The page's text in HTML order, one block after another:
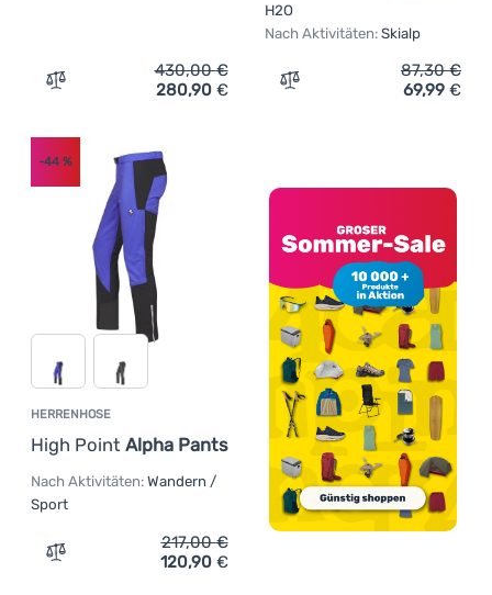
Zum Vergleich 'Herren Winterhose High Point
430,00€
280,90 €
H2O
Nach Aktivitäten: Skialp
Zum Vergleich 'Herren
87,30€
69,99 €
HERRENHOSE
High Point Alpha Pants
-44 %
Nach Aktivitäten: Wandern /
Sport
Zum Vergleich 'Herrenhose High Point Alpha Pants'
217,00€
120,90 €